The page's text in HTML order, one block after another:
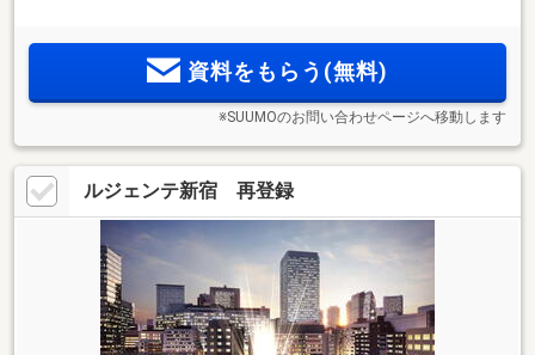
ンラインプロジェクト発表会」予約受付中。
資料をもらう(無料)
※SUUMOのお問い合わせページへ移動します
ルジェンテ新宿 再登録